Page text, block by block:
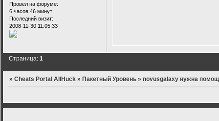
Провел на форуме:
6 часов 46 минут
Последний визит:
2008-11-30 11:05:33
Страница:1
»Cheats Portal AllHuck » Пакетный Уровень »novusgalaxy нужна помощ